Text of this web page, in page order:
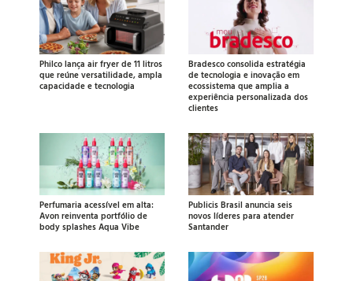
Philco lança air fryer de 11 litros
que reúne versatilidade, ampla
capacidade e tecnologia
Bradesco consolida estratégia
de tecnologia e inovação em
ecossistema que amplia a
experiência personalizada dos
clientes
Perfumaria acessível em alta:
Avon reinventa portfólio de
body splashes Aqua Vibe
Publicis Brasil anuncia seis
novos líderes para atender
Santander